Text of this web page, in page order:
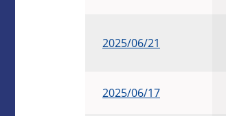
2025/06/21
2025/06/17